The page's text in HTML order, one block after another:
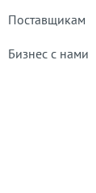
Поставщикам
Бизнес с нами